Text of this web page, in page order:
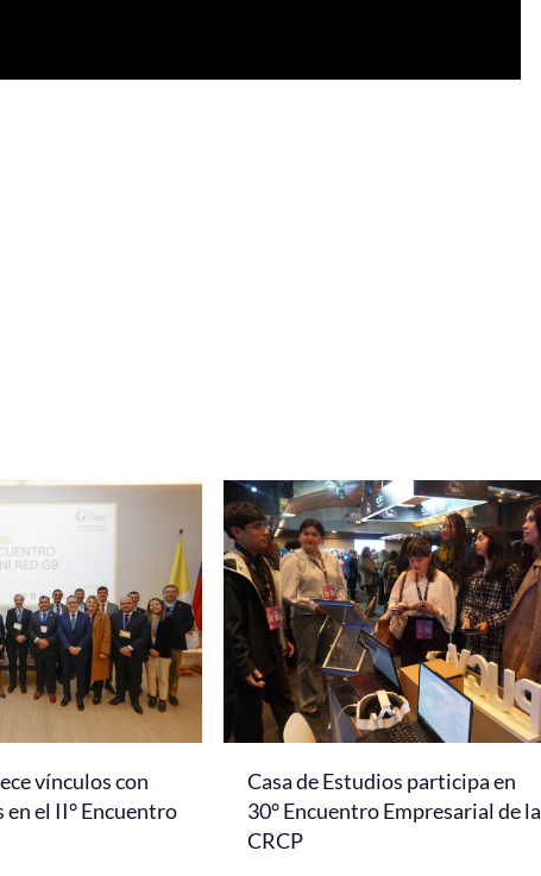
vínculos con
en el II° Encuentro
Casa de Estudios participa en
30° Encuentro Empresarial de la
CRCP